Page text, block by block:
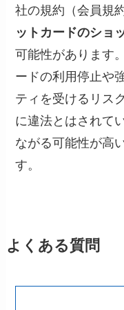
社の規約（会員規
ットカードのショ
可能性があります
ードの利用停止や
ティを受けるリス
に違法とはされて
ながる可能性が高
す。
よくある質問